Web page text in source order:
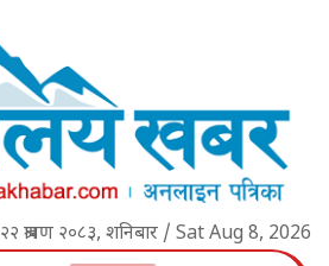
२२ श्रावण २०८३, शनिबार / Sat Aug 8, 2026